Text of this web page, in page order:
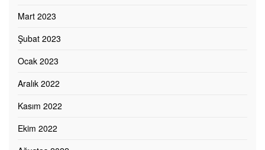
Mart 2023
Şubat 2023
Ocak 2023
Aralık 2022
Kasım 2022
Ekim 2022